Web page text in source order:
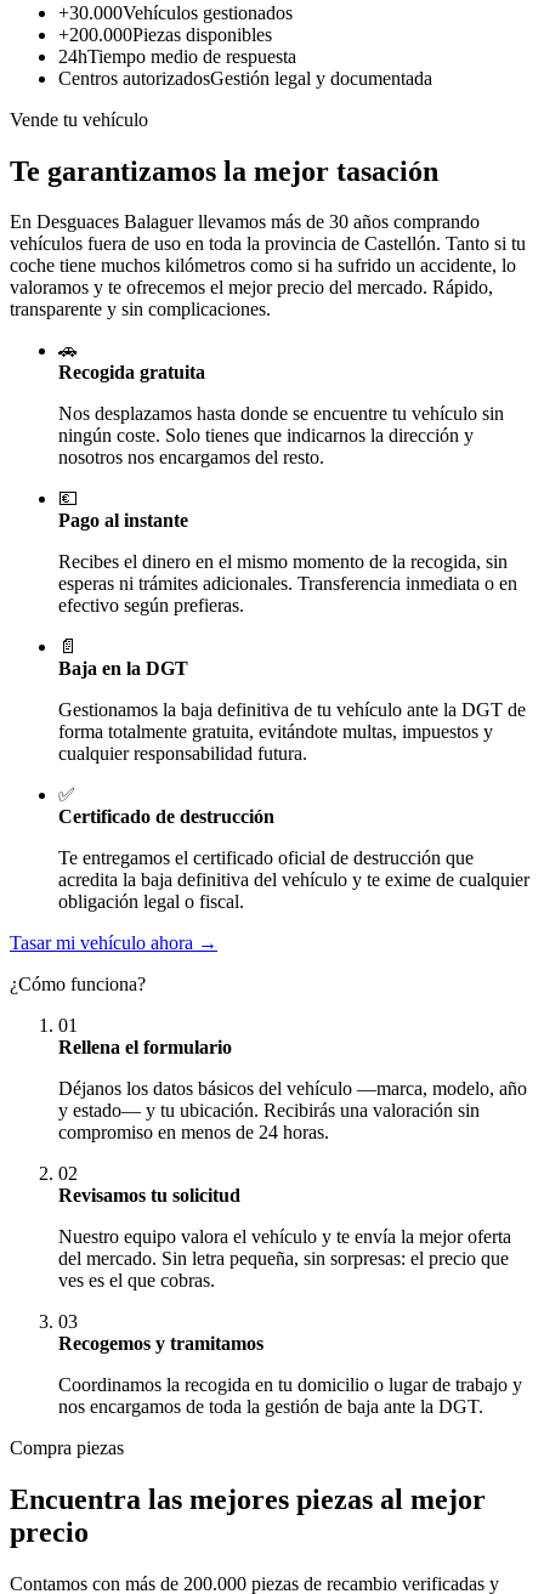
+30.000Vehículos gestionados
+200.000Piezas disponibles
24hTiempo medio de respuesta
Centros autorizadosGestión legal y documentada
Vende tu vehículo
Te garantizamos la mejor tasación
En Desguaces Balaguerllevamos más de 30 años comprando
vehículos fuera de uso en toda la provincia de Castellón. Tanto si tu
coche tiene muchos kilómetros como si ha sufrido un accidente, lo
valoramos y te ofrecemos el mejor precio del mercado. Rápido,
transparente y sin complicaciones.
🚗
Recogida gratuita
Nos desplazamos hasta donde se encuentre tu vehículo sin
ningún coste. Solo tienes que indicarnos la dirección y
nosotros nos encargamos del resto.
💶
Pago al instante
Recibes el dinero en el mismo momento de la recogida, sin
esperas ni trámites adicionales. Transferencia inmediata o en
efectivo según prefieras.
📄
Baja en la DGT
Gestionamos la baja definitiva de tu vehículo ante la DGT de
forma totalmente gratuita, evitándote multas, impuestos y
cualquier responsabilidad futura.
✅
Certificado de destrucción
Te entregamos el certificado oficial de destrucción que
acredita la baja definitiva del vehículo y te exime de cualquier
obligación legal o fiscal.
Tasar mi vehículo ahora →
¿Cómo funciona?
01
Rellena el formulario
Déjanos los datos básicos del vehículo —marca, modelo, año
y estado— y tu ubicación. Recibirás una valoración sin
compromiso en menos de 24 horas.
02
Revisamos tu solicitud
Nuestro equipo valora el vehículo y te envía la mejor oferta
del mercado. Sin letra pequeña, sin sorpresas: el precio que
ves es el que cobras.
03
Recogemos y tramitamos
Coordinamos la recogida en tu domicilio o lugar de trabajo y
nos encargamos de toda la gestión de baja ante la DGT.
Compra piezas
Encuentra las mejores piezas al mejor
precio
Contamos con más de 200.000 piezas de recambio verificadas y